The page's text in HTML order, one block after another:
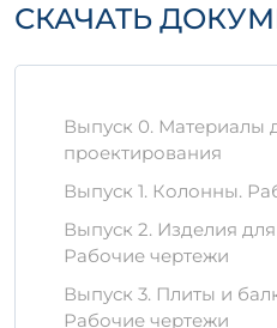
Технические
Масса: 12,0558 т
Материалы и
Изделие СБО 3-1 А-1-3
качественного
современным
производстве
СКАЧАТЬ
Выпуск 0. Материалы
проектирования
Выпуск 1. Колонны.
Выпуск 2. Изделия
Рабочие чертежи
Выпуск 3. Плиты и
Рабочие чертежи